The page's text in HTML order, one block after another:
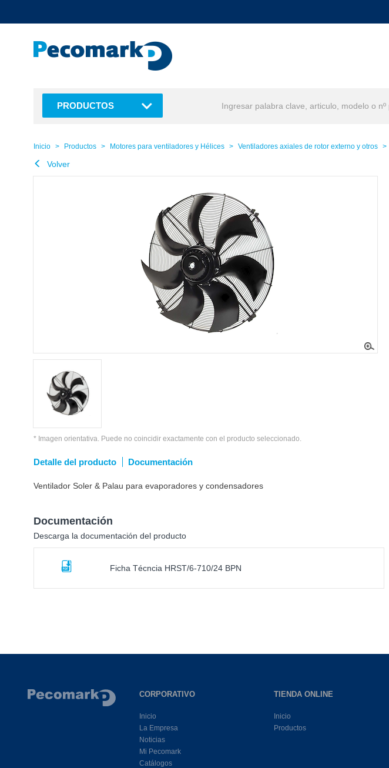
PRODUCTOS
Inicio Productos Motores para ventiladores y Hélices Ventiladores axiales de rotor externo y otros
Volver
* Imagen orientativa. Puede no coincidir exactamente con el producto seleccionado.
Detalle del producto Documentación
Ventilador Soler & Palau para evaporadores y condensadores
Documentación
Descarga la documentación del producto
Ficha Técncia HRST/6-710/24 BPN
CORPORATIVO
Inicio
La Empresa
Noticias
Mi Pecomark
Catálogos
TIENDA ONLINE
Inicio
Productos